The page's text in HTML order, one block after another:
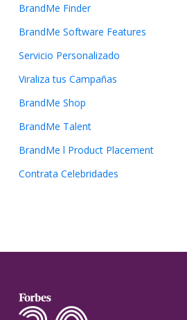
BrandMe Finder
BrandMe Software Features
Servicio Personalizado
Viraliza tus Campañas
BrandMe Shop
BrandMe Talent
BrandMe l Product Placement
Contrata Celebridades